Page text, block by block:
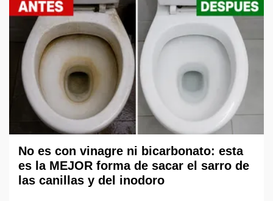
No es con vinagre ni bicarbonato: esta
es la MEJOR forma de sacar el sarro de
las canillas y del inodoro